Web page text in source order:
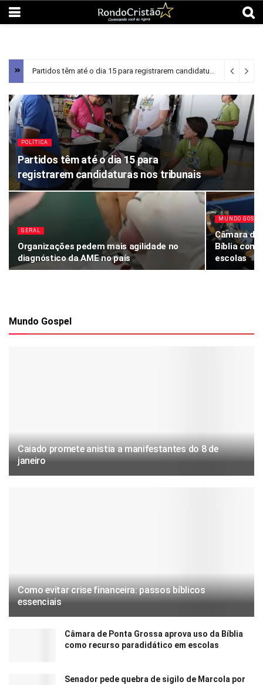
Partidos têm até o dia 15 para registrarem candidaturas nos tribunais
POLÍTICA
Partidos têm até o dia 15 para
registrarem candidaturas nos tribunais
GERAL
Organizações pedem mais agilidade no
diagnóstico da AME no país
MUNDO
Câmara de
Bíblia
escolas
Mundo Gospel
Caiado promete anistia a manifestantes do 8 de
janeiro
Como evitar crise financeira: passos bíblicos
essenciais
Câmara de Ponta Grossa aprova uso da Bíblia
como recurso paradidático em escolas
Senador pede quebra de sigilo de Marcola por